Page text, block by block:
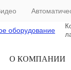
О КОМПАНИИ